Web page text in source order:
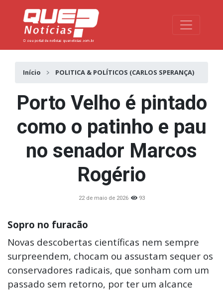
Toggle
Início POLITICA & POLÍTICOS (CARLOS SPERANÇA)
Porto Velho é pintado
como o patinho e pau
no senador Marcos
Rogério
22 de maio de 2026 93
Sopro no furacão
Novas descobertas científicas nem sempre
surpreendem, chocam ou assustam sequer os
conservadores radicais, que sonham com um
passado sem retorno, por ter um alcance